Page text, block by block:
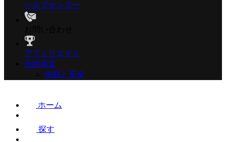
ヘルプセンター
アフィリエイト
法的規定
信頼と安全
ホーム
探す